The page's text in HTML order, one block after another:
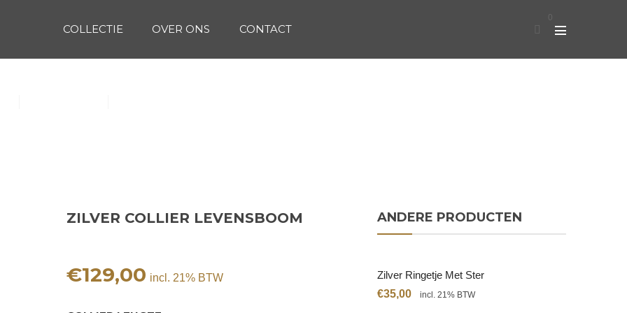
COLLECTIE OVER ONS CONTACT
0
ZILVER COLLIER LEVENSBOOM
€129,00 incl. 21% BTW
ANDERE PRODUCTEN
Zilver Ringetje Met Ster
€35,00 incl. 21% BTW